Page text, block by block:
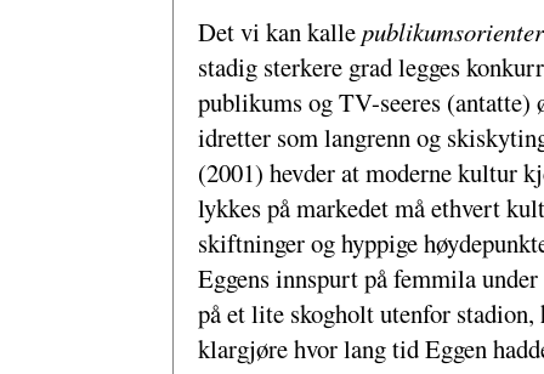
Det vi kan kalle
stadig sterkere grad legges
publikums og TV-seeres (antatte)
idretter som langrenn og
(2001) hevder at moderne kultur
lykkes på markedet må ethvert
skiftninger og hyppige
Eggens innspurt på femmila
på et lite skogholt utenfor stadion,
klargjøre hvor lang tid Eggen